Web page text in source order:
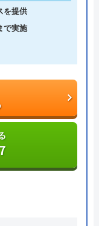
休で営業してい
すぐに対応して
したい方でもお
を提供
で実施